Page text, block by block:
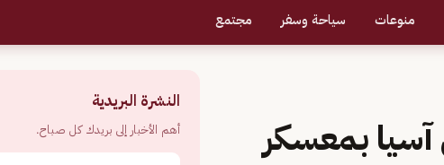
منوعات سياحة وسفر مجتمع
بمعسكر
النشرة البريدية
أهم الأخبار إلى بريدك كل صباح.